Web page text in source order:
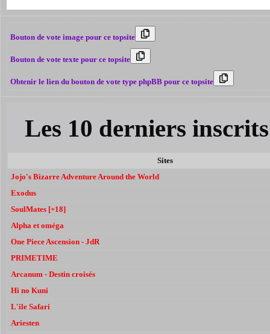
Bouton de vote image pour ce topsite
Bouton de vote texte pour ce topsite
Obtenir le lien du bouton de vote type phpBB pour ce topsite
Les 10 derniers
Sites
Jojo's Bizarre Adventure Around the World
Exodus
SoulMates [+18]
Alpha et oméga
One Piece Ascension - JdR
PRIMETIME
Arcanum - Destin croisés
Hi no Kuni
L'ile Safari
Ariesten